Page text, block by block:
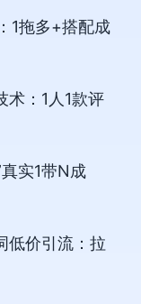
1拖多+搭配成
术：1人1款评
实1带N成
低价引流：拉